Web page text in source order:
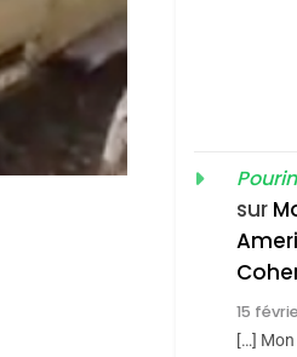
sur
15
[…]